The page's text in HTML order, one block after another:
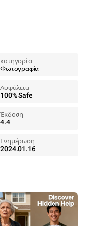
κατηγορία
Φωτογραφία
Ασφάλεια
100% Safe
Έκδοση
4.4
Ενημέρωση
2024.01.16